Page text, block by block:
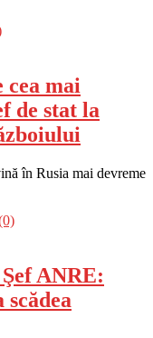
cea mai
de stat la
în Rusia mai devreme
ANRE: